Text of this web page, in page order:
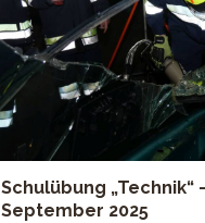
Schulübung „Technik“
September 2025